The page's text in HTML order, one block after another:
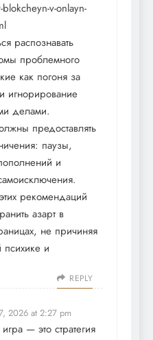
v-onlayn-
распознавать
проблемного
как погоня за
игнорирование
делами.
предоставлять
паузы,
и
рекомендаций
азарт в
не причиняя
и
REPLY
2026 at 2:27 pm
— это стратегия